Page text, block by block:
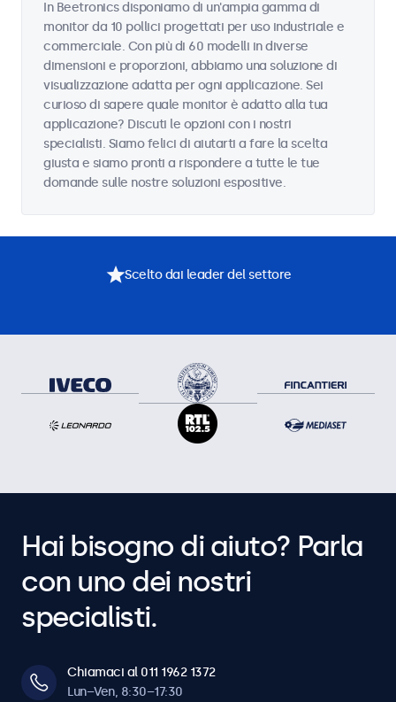
In Beetronics disponiamo di un'ampia gamma di
monitor da 10 pollici progettati per uso industriale e
commerciale. Con più di 60 modelli in diverse
dimensioni e proporzioni, abbiamo una soluzione di
visualizzazione adatta per ogni applicazione. Sei
curioso di sapere quale monitor è adatto alla tua
applicazione? Discuti le opzioni con i nostri
specialisti. Siamo felici di aiutarti a fare la scelta
giusta e siamo pronti a rispondere a tutte le tue
domande sulle nostre soluzioni espositive.
Scelto dai leader del settore
Hai bisogno di aiuto? Parla
con uno dei nostri
specialisti.
Chiamaci al 011 1962 1372
Lun–Ven, 8:30–17:30